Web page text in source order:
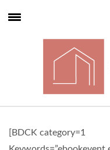
[BDCK category=1